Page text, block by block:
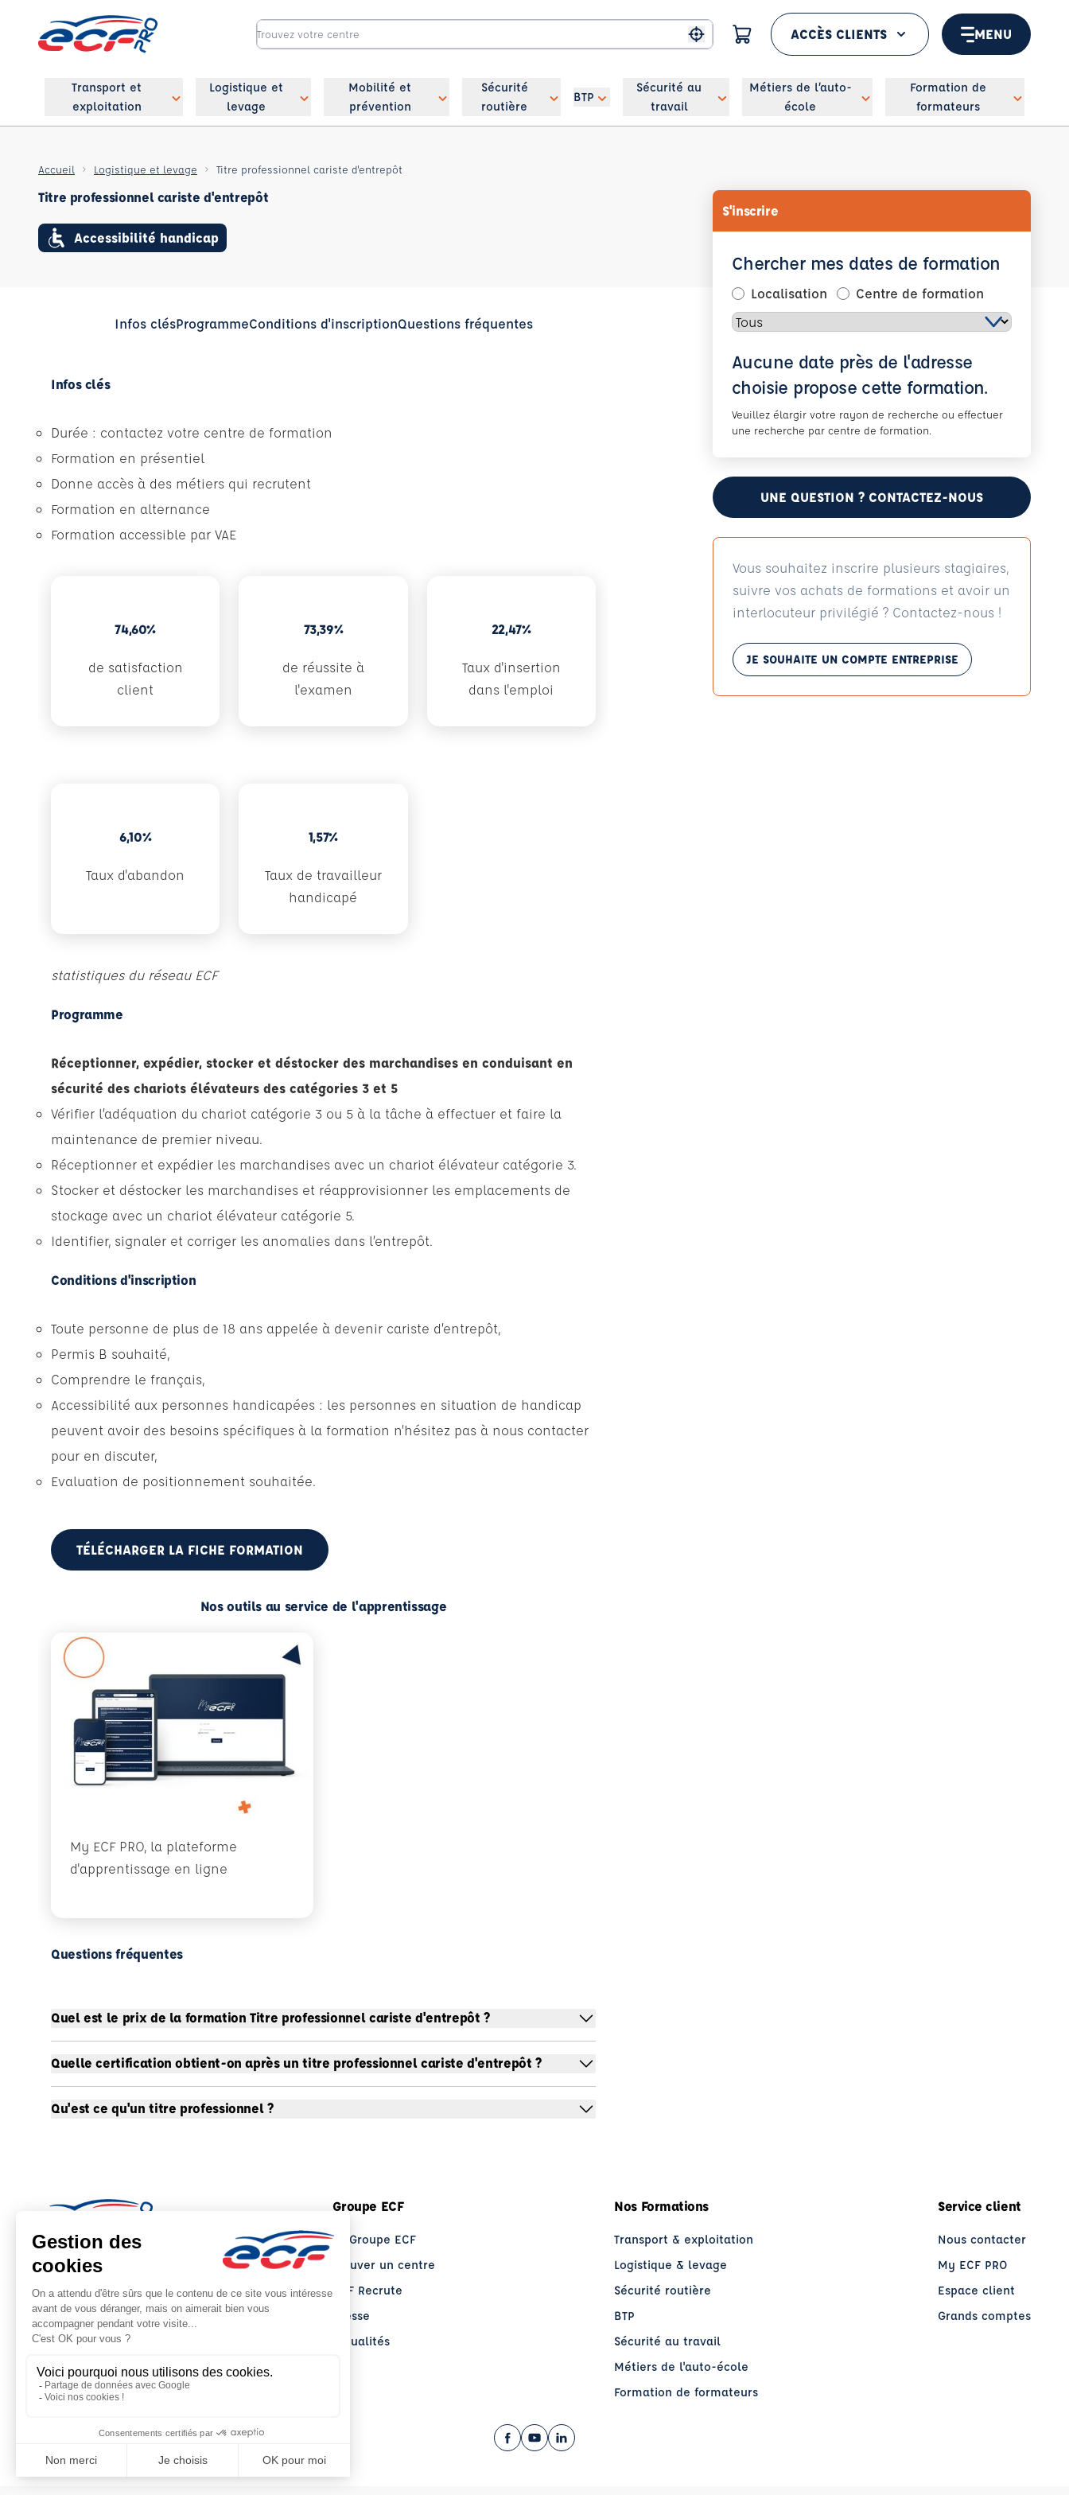
Me géolocaliser
ACCÈS CLIENTS MENU
Transport et
exploitation
Logistique et
levage
Mobilité et
prévention
Sécurité
routière
BTP
Sécurité au
travail
Métiers de l’auto-
école
Formation de
formateurs
Accueil Logistique et levage Titre professionnel cariste d'entrepôt
Titre professionnel cariste d'entrepôt
Accessibilité handicap
Infos clésProgrammeConditions d'inscriptionQuestions fréquentes
Infos clés
Durée : contactez votre centre de formation
Formation en présentiel
Donne accès à des métiers qui recrutent
Formation en alternance
Formation accessible par VAE
74,60%
de satisfaction
client
73,39%
de réussite à
l'examen
22,47%
Taux d'insertion
dans l'emploi
6,10%
Taux d'abandon
1,57%
Taux de travailleur
handicapé
statistiques du réseau ECF
Programme
Réceptionner, expédier, stocker et déstocker des marchandises en conduisant en
sécurité des chariots élévateurs des catégories 3 et 5
Vérifier l’adéquation du chariot catégorie 3 ou 5 à la tâche à effectuer et faire la
maintenance de premier niveau.
Réceptionner et expédier les marchandises avec un chariot élévateur catégorie 3.
Stocker et déstocker les marchandises et réapprovisionner les emplacements de
stockage avec un chariot élévateur catégorie 5.
Identifier, signaler et corriger les anomalies dans l’entrepôt.
Conditions d'inscription
Toute personne de plus de 18 ans appelée à devenir cariste d’entrepôt,
Permis B souhaité,
Comprendre le français,
Accessibilité aux personnes handicapées : les personnes en situation de handicap
peuvent avoir des besoins spécifiques à la formation n’hésitez pas à nous contacter
pour en discuter,
Evaluation de positionnement souhaitée.
TÉLÉCHARGER LA FICHE FORMATION
Nos outils au service de l'apprentissage
My ECF PRO, la plateforme
d'apprentissage en ligne
Questions fréquentes
Quel est le prix de la formation Titre professionnel cariste d'entrepôt ?
Quelle certification obtient-on après un titre professionnel cariste d'entrepôt ?
Qu'est ce qu'un titre professionnel ?
S'inscrire
Chercher mes dates de formation
Localisation Centre de formation
Aucune date près de l'adresse
choisie propose cette formation.
Veuillez élargir votre rayon de recherche ou effectuer
une recherche par centre de formation.
UNE QUESTION ? CONTACTEZ-NOUS
Vous souhaitez inscrire plusieurs stagiaires,
suivre vos achats de formations et avoir un
interlocuteur privilégié ? Contactez-nous !
JE SOUHAITE UN COMPTE ENTREPRISE
Groupe ECF
Le Groupe ECF
Trouver un centre
ECF Recrute
Presse
Actualités
Nos Formations
Transport & exploitation
Logistique & levage
Sécurité routière
BTP
Sécurité au travail
Métiers de l'auto-école
Formation de formateurs
Service client
Nous contacter
My ECF PRO
Espace client
Grands comptes
Facebook (nouvelle fenêtre)
YouTube (nouvelle fenêtre)
LinkedIn (nouvelle fenêtre)